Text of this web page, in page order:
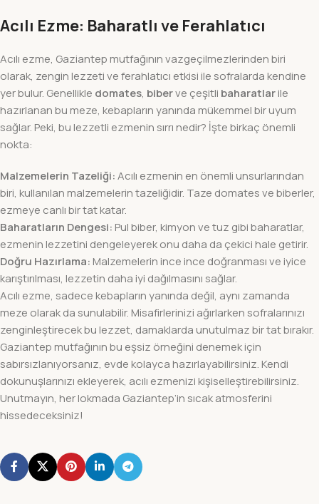
Acılı Ezme: Baharatlı ve Ferahlatıcı
Acılı ezme, Gaziantep mutfağının vazgeçilmezlerinden biri
olarak, zengin lezzeti ve ferahlatıcı etkisi ile sofralarda kendine
yer bulur. Genellikle domates, biberve çeşitli baharatlarile
hazırlanan bu meze, kebapların yanında mükemmel bir uyum
sağlar. Peki, bu lezzetli ezmenin sırrı nedir? İşte birkaç önemli
nokta:
Malzemelerin Tazeliği:Acılı ezmenin en önemli unsurlarından
biri, kullanılan malzemelerin tazeliğidir. Taze domates ve biberler,
ezmeye canlı bir tat katar.
Baharatların Dengesi: Pul biber, kimyon ve tuz gibi baharatlar,
ezmenin lezzetini dengeleyerek onu daha da çekici hale getirir.
Doğru Hazırlama: Malzemelerin ince ince doğranması ve iyice
karıştırılması, lezzetin daha iyi dağılmasını sağlar.
Acılı ezme, sadece kebapların yanında değil, aynı zamanda
meze olarak da sunulabilir. Misafirlerinizi ağırlarken sofralarınızı
zenginleştirecek bu lezzet, damaklarda unutulmaz bir tat bırakır.
Gaziantep mutfağının bu eşsiz örneğini denemek için
sabırsızlanıyorsanız, evde kolayca hazırlayabilirsiniz. Kendi
dokunuşlarınızı ekleyerek, acılı ezmenizi kişiselleştirebilirsiniz.
Unutmayın, her lokmada Gaziantep’in sıcak atmosferini
hissedeceksiniz!